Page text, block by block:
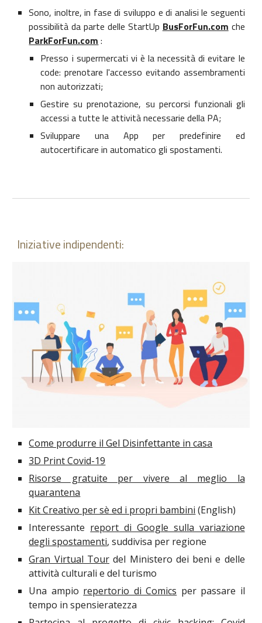
Sono, inoltre, in fase di sviluppo e di analisi le seguenti
possibilità da parte delle StartUp BusForFun.com che
ParkForFun.com :
Presso i supermercati vi è la necessità di evitare le
code: prenotare l'accesso evitando assembramenti
non autorizzati;
Gestire su prenotazione, su percorsi funzionali gli
accessi a tutte le attività necessarie della PA;
Sviluppare una App per predefinire ed
autocertificare in automatico gli spostamenti.
Iniziative indipendenti:
Come produrre il Gel Disinfettante in casa
3D Print Covid-19
Risorse gratuite per vivere al meglio la
quarantena
Kit Creativo per sè ed i propri bambini (English)
Interessante report di Google sulla variazione
degli spostamenti, suddivisa per regione
Gran Virtual Tourdel Ministero dei beni e delle
attività culturali e del turismo
Una ampio repertorio di Comics per passare il
tempo in spensieratezza